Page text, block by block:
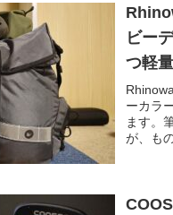
ビー
つ軽
ーカラ
ます。
が、も